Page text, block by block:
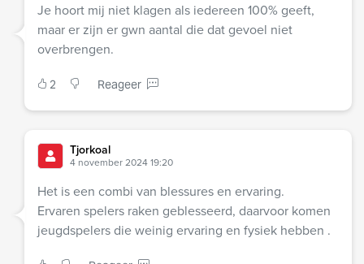
Je hoort mij niet klagen als iedereen 100% geeft,
maar er zijn er gwn aantal die dat gevoel niet
overbrengen.
2 Reageer
Tjorkoal
4 november 2024 19:20
Het is een combi van blessures en ervaring.
Ervaren spelers raken geblesseerd, daarvoor komen
jeugdspelers die weinig ervaring en fysiek hebben .